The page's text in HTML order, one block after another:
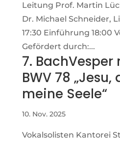
Leitung Prof. Martin
Dr. Michael Schneider,
17:30 Einführung 18:00
Gefördert durch:...
7.
BWV 78 „Jesu,
meine Seele“
10. Nov. 2025
Vokalsolisten Kantorei